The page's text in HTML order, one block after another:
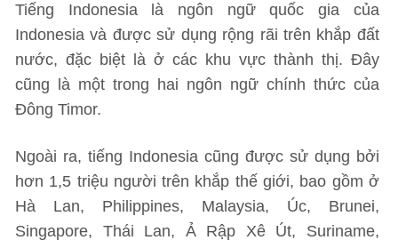
Tiếng Indonesia là ngôn ngữ quốc gia của
Indonesia và được sử dụng rộng rãi trên khắp đất
nước, đặc biệt là ở các khu vực thành thị. Đây
cũng là một trong hai ngôn ngữ chính thức của
Đông Timor.
Ngoài ra, tiếng Indonesia cũng được sử dụng bởi
hơn 1,5 triệu người trên khắp thế giới, bao gồm ở
Hà Lan, Philippines, Malaysia, Úc, Brunei,
Singapore, Thái Lan, Ả Rập Xê Út, Suriname,